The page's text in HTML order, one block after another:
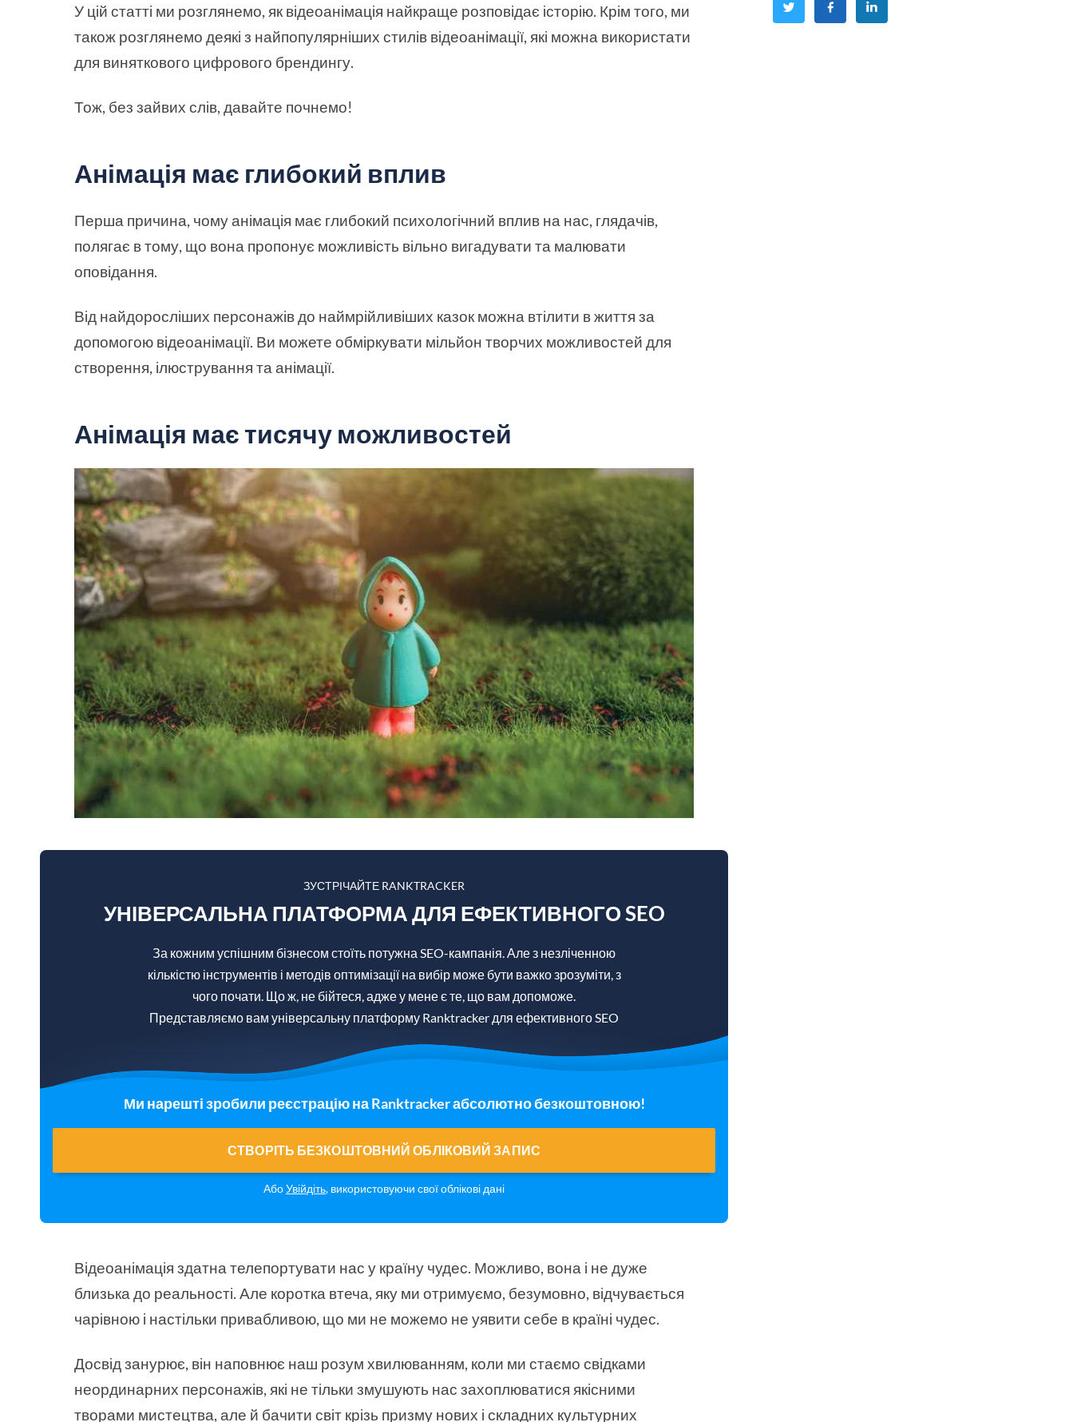
У цій статті ми розглянемо, як відеоанімація найкраще розповідає історію. Крім того, ми
також розглянемо деякі з найпопулярніших стилів відеоанімації, які можна використати
для виняткового цифрового брендингу.
Тож, без зайвих слів, давайте почнемо!
Анімація має глибокий вплив
Перша причина, чому анімація має глибокий психологічний вплив на нас, глядачів,
полягає в тому, що вона пропонує можливість вільно вигадувати та малювати
оповідання.
Від найдоросліших персонажів до наймрійливіших казок можна втілити в життя за
допомогою відеоанімації. Ви можете обміркувати мільйон творчих можливостей для
створення, ілюстрування та анімації.
Анімація має тисячу можливостей
ЗУСТРІЧАЙТЕ RANKTRACKER
УНІВЕРСАЛЬНА ПЛАТФОРМА ДЛЯ ЕФЕКТИВНОГО SEO
За кожним успішним бізнесом стоїть потужна SEO-кампанія. Але з незліченною
кількістю інструментів і методів оптимізації на вибір може бути важко зрозуміти, з
чого почати. Що ж, не бійтеся, адже у мене є те, що вам допоможе.
Представляємо вам універсальну платформу Ranktracker для ефективного SEO
Ми нарешті зробили реєстрацію на Ranktracker абсолютно безкоштовною!
СТВОРІТЬ БЕЗКОШТОВНИЙ ОБЛІКОВИЙ ЗАПИС
АбоУвійдіть, використовуючи свої облікові дані
Відеоанімація здатна телепортувати нас у країну чудес. Можливо, вона і не дуже
близька до реальності. Але коротка втеча, яку ми отримуємо, безумовно, відчувається
чарівною і настільки привабливою, що ми не можемо не уявити себе в країні чудес.
Досвід занурює, він наповнює наш розум хвилюванням, коли ми стаємо свідками
неординарних персонажів, які не тільки змушують нас захоплюватися якісними
творами мистецтва, але й бачити світ крізь призму нових і складних культурних